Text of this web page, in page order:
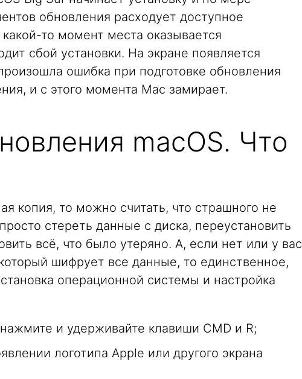
обновления расходует доступное
то момент места оказывается
сбой установки. На экране появляется
ошибка при подготовке обновления
и с этого момента Mac замирает.
macOS. Что
копия, то можно считать, что страшного не
стереть данные с диска, переустановить
всё, что было утеряно. А, если нет или у вас
шифрует все данные, то единственное,
операционной системы и настройка
и удерживайте клавиши CMD и R;
логотипа Apple или другого экрана